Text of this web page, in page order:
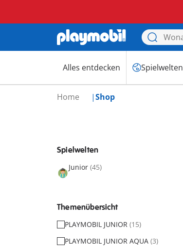
Alles entdecken Spielwelten
Home Shop
Spielwelten
Junior (45)
Themenübersicht
PLAYMOBIL JUNIOR (15)
PLAYMOBIL JUNIOR AQUA (3)